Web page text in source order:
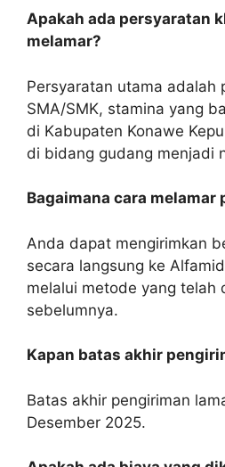
Apakah ada persyaratan
melamar?
Persyaratan utama adalah
SMA/SMK, stamina yang
di Kabupaten Konawe
di bidang gudang menjadi
Bagaimana cara melamar
Anda dapat mengirimkan
secara langsung ke
melalui metode yang telah
sebelumnya.
Kapan batas akhir
Batas akhir pengiriman
Desember 2025.